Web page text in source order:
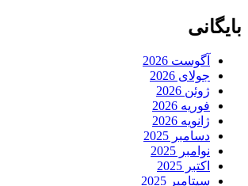
بایگانی
آگوست 2026
جولای 2026
ژوئن 2026
فوریه 2026
ژانویه 2026
دسامبر 2025
نوامبر 2025
اکتبر 2025
سپتامبر 2025